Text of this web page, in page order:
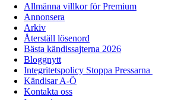
Allmänna villkor för Premium
Annonsera
Arkiv
Återställ lösenord
Bästa kändissajterna 2026
Bloggnytt
Integritetspolicy Stoppa Pressarna
Kändisar A-Ö
Kontakta oss